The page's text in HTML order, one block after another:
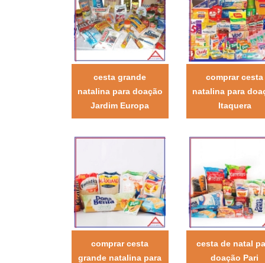
cesta grande
natalina para doação
Jardim Europa
comprar cesta
natalina para
Itaquera
comprar cesta
grande natalina para
cesta de natal
doação Pari